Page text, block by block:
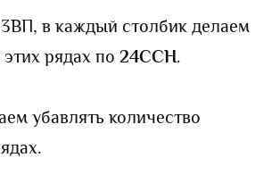
в каждый столбик делаем
рядах по 24ССН.
убавлять количество